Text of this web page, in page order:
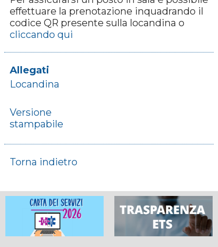
effettuare la prenotazione inquadrando il
codice QR presente sulla locandina o
cliccando qui
Allegati
Locandina
Versione
stampabile
Torna indietro